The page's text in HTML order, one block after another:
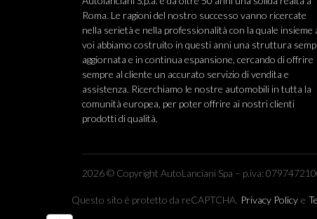
Roma. Le ragioni del nostro successo vanno ricercate
nella serietà e nella professionalità con la quale insieme
voi abbiamo costruito in questi anni una struttura
aggiornata e in continua espansione, cercando di offrire
sempre al cliente un accurato servizio di vendita e
assistenza. Ricerchiamo le nostre automobili in tutta la
comunità europea, per poter offrire ai nostri clienti
prodotti di qualità.
2026 © Copyright AutoLanciani Spa – p.iva:
Questo sito è protetto da reCAPTCHA. Privacy Policy e